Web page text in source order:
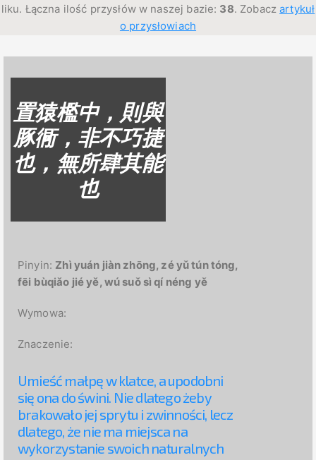
liku. Łączna ilość przysłów w naszej bazie: 38. Zobaczartykuł
o przysłowiach
置猿檻中，則與
豚衕，非不巧捷
也，無所肆其能
也
Pinyin: Zhì yuán jiàn zhōng, zé yǔ tún tóng,
fēi bùqiǎo jié yě, wú suǒ sì qí néng yě
Wymowa:
Znaczenie:
Umieść małpę w klatce, a upodobni
się ona do świni. Nie dlatego żeby
brakowało jej sprytu i zwinności, lecz
dlatego, że nie ma miejsca na
wykorzystanie swoich naturalnych